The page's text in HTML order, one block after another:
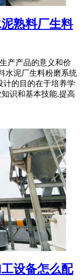
熟料厂生料
产产品的意义和价
水泥厂生料粉磨系统
计的目的在于培养学
识和基本技能,提高
设备怎么配